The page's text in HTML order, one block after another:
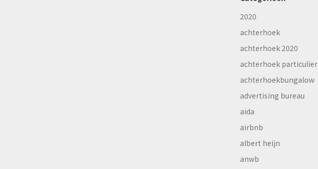
2020
achterhoek
achterhoek 2020
achterhoek particulier
achterhoekbungalow
advertising bureau
aida
airbnb
albert heijn
anwb